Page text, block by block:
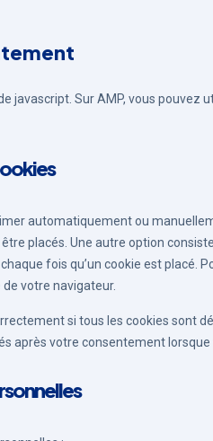
javascript. Sur AMP, vous pouvez
automatiquement ou
placés. Une autre option
fois qu’un cookie est placé.
votre navigateur.
si tous les cookies sont
après votre consentement